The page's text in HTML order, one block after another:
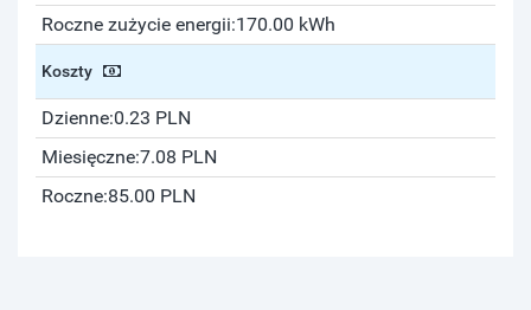
Roczne zużycie energii:170.00 kWh
Koszty
Dzienne:0.23 PLN
Miesięczne:7.08 PLN
Roczne:85.00 PLN